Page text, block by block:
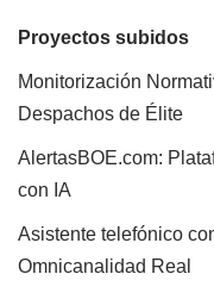
Proyectos subidos
Monitorización
Despachos de Élite
AlertasBOE.com:
con IA
Asistente telefónico
Omnicanalidad Real